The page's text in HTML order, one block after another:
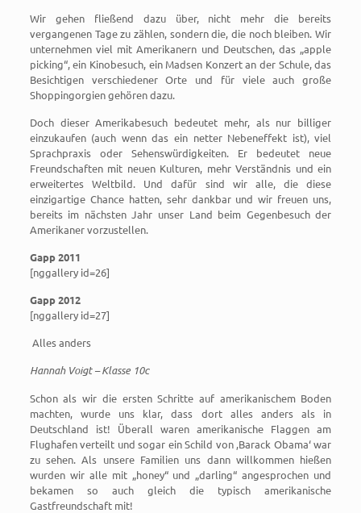
Wir gehen fließend dazu über, nicht mehr die bereits
vergangenen Tage zu zählen, sondern die, die noch bleiben. Wir
unternehmen viel mit Amerikanern und Deutschen, das „apple
picking“, ein Kinobesuch, ein Madsen Konzert an der Schule, das
Besichtigen verschiedener Orte und für viele auch große
Shoppingorgien gehören dazu.
Doch dieser Amerikabesuch bedeutet mehr, als nur billiger
einzukaufen (auch wenn das ein netter Nebeneffekt ist), viel
Sprachpraxis oder Sehenswürdigkeiten. Er bedeutet neue
Freundschaften mit neuen Kulturen, mehr Verständnis und ein
erweitertes Weltbild. Und dafür sind wir alle, die diese
einzigartige Chance hatten, sehr dankbar und wir freuen uns,
bereits im nächsten Jahr unser Land beim Gegenbesuch der
Amerikaner vorzustellen.
Gapp 2011
[nggallery id=26]
Gapp 2012
[nggallery id=27]
Alles anders
Hannah Voigt – Klasse 10c
Schon als wir die ersten Schritte auf amerikanischem Boden
machten, wurde uns klar, dass dort alles anders als in
Deutschland ist! Überall waren amerikanische Flaggen am
Flughafen verteilt und sogar ein Schild von ‚Barack Obama‘ war
zu sehen. Als unsere Familien uns dann willkommen hießen
wurden wir alle mit „honey“ und „darling“ angesprochen und
bekamen so auch gleich die typisch amerikanische
Gastfreundschaft mit!